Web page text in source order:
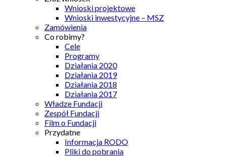
Wnioski projektowe
Wnioski inwestycyjne – MSZ
Zamówienia
Co robimy?
Cele
Programy
Działania 2020
Działania 2019
Działania 2018
Działania 2017
Władze Fundacji
Zespół Fundacji
Film o Fundacji
Przydatne
Informacja RODO
Pliki do pobrania